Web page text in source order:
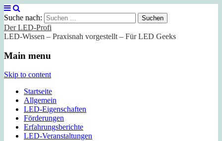
Suche nach:
Der LED-Profi
LED-Wissen – Praxisnah vorgestellt – Für LED Geeks
Main menu
Skip to content
Startseite
Allgemein
LED-Eigenschaften
Förderungen
Erfahrungsberichte
LED-Veranstaltungen